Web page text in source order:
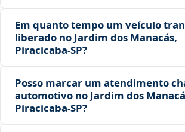
Em quanto tempo um veículo
liberado no Jardim dos Manacás,
Piracicaba‑SP?
Posso marcar um atendimento
automotivo no Jardim dos
Piracicaba‑SP?